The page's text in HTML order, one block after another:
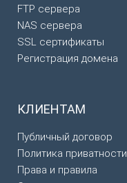
FTP сервера
NAS сервера
SSL сертификаты
Регистрация домена
КЛИЕНТАМ
Публичный договор
Политика приватности
Права и правила